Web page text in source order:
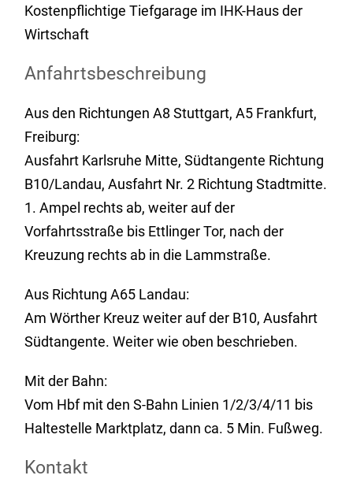
Kostenpflichtige Tiefgarage im IHK-Haus der
Wirtschaft
Anfahrtsbeschreibung
Aus den Richtungen A8 Stuttgart, A5 Frankfurt,
Freiburg:
Ausfahrt Karlsruhe Mitte, Südtangente Richtung
B10/Landau, Ausfahrt Nr. 2 Richtung Stadtmitte.
1. Ampel rechts ab, weiter auf der
Vorfahrtsstraße bis Ettlinger Tor, nach der
Kreuzung rechts ab in die Lammstraße.
Aus Richtung A65 Landau:
Am Wörther Kreuz weiter auf der B10, Ausfahrt
Südtangente. Weiter wie oben beschrieben.
Mit der Bahn:
Vom Hbf mit den S-Bahn Linien 1/2/3/4/11 bis
Haltestelle Marktplatz, dann ca. 5 Min. Fußweg.
Kontakt